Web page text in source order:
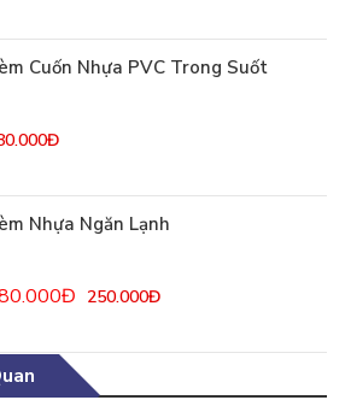
Cuốn Nhựa PVC Trong Suốt
Nhựa Ngăn Lạnh
250.000Đ